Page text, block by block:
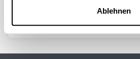
Ablehnen